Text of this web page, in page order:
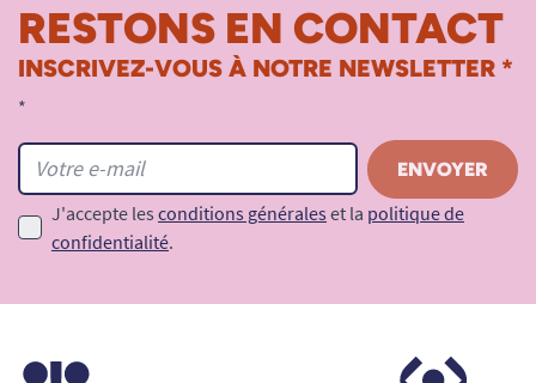
RESTONS EN CONTACT
INSCRIVEZ-VOUS À NOTRE NEWSLETTER *
*
J'accepte les conditions générales et la politique de
confidentialité.